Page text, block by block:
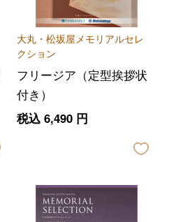
大丸・松坂屋メモリアルセレ
クション
フリージア（定型挨拶状
付き）
税込 6,490円